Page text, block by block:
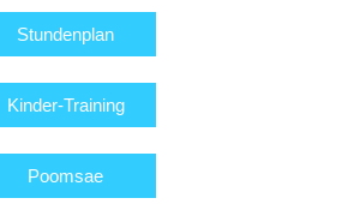
Stundenplan
Kinder-Training
Poomsae